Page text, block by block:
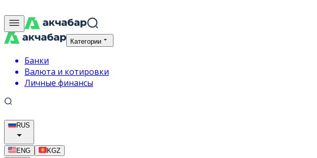
Категории
Банки
Валюта и котировки
Личные финансы
RUS
ENG
KGZ